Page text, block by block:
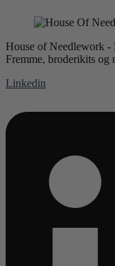
House of Needlework -
Fremme, broderikits og
Linkedin